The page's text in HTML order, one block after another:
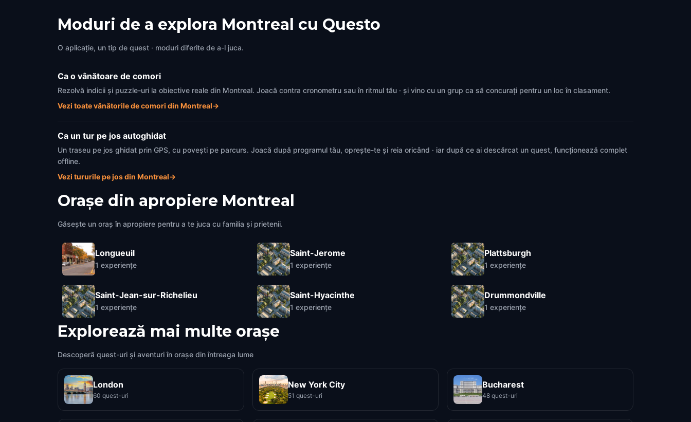
Moduri de a explora Montreal cu Questo
O aplicație, un tip de quest · moduri diferite de a-l juca.
Ca o vânătoare de comori
Rezolvă indicii și puzzle-uri la obiective reale din Montreal. Joacă contra cronometru sau în ritmul tău · și vino cu un grup ca să concurați pentru un loc în clasament.
Vezi toate vânătorile de comori din Montreal→
Ca un tur pe jos autoghidat
Un traseu pe jos ghidat prin GPS, cu povești pe parcurs. Joacă după programul tău, oprește-te și reia oricând · iar după ce ai descărcat un quest, funcționează complet
offline.
Vezi tururile pe jos din Montreal→
Orașe din apropiere Montreal
Găsește un oraș în apropiere pentru a te juca cu familia și prietenii.
Longueuil
1 experiențe
Saint-Jean-sur-Richelieu
1 experiențe
Saint-Jerome
1 experiențe
Saint-Hyacinthe
1 experiențe
Plattsburgh
1 experiențe
Drummondville
1 experiențe
Explorează mai multe orașe
Descoperă quest-uri și aventuri în orașe din întreaga lume
London
60 quest-uri
New York City
51 quest-uri
Bucharest
48 quest-uri